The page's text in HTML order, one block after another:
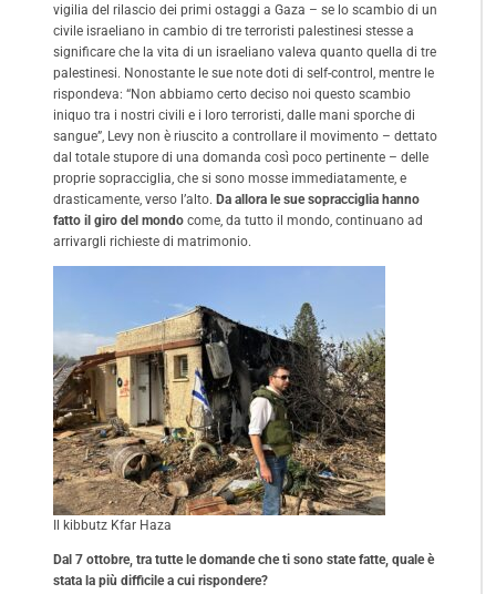
vigilia del rilascio dei primi ostaggi a Gaza – se lo scambio di un
civile israeliano in cambio di tre terroristi palestinesi stesse a
significare che la vita di un israeliano valeva quanto quella di tre
palestinesi. Nonostante le sue note doti di self-control, mentre le
rispondeva: “Non abbiamo certo deciso noi questo scambio
iniquo tra i nostri civili e i loro terroristi, dalle mani sporche di
sangue”, Levy non è riuscito a controllare il movimento – dettato
dal totale stupore di una domanda così poco pertinente – delle
proprie sopracciglia, che si sono mosse immediatamente, e
drasticamente, verso l’alto. Da allora le sue sopracciglia hanno
fatto il giro del mondo come, da tutto il mondo, continuano ad
arrivargli richieste di matrimonio.
Il kibbutz Kfar Haza
Dal 7 ottobre, tra tutte le domande che ti sono state fatte, quale è
stata la più difficile a cui rispondere?